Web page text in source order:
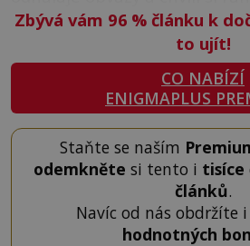
Zbývá vám 96 %článku k
to ujít!
CO NABÍZÍ
ENIGMAPLUS
Staňte se naším
odemkněte si tento i tisíce
článků.
Navíc od nás obdržíte
hodnotných